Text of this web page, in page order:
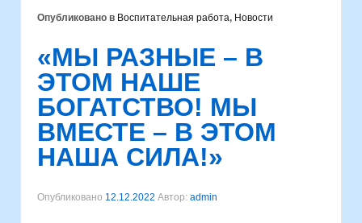
Опубликовано в Воспитательная работа, Новости
«МЫ РАЗНЫЕ – В
ЭТОМ НАШЕ
БОГАТСТВО! МЫ
ВМЕСТЕ – В ЭТОМ
НАША СИЛА!»
Опубликовано 12.12.2022 Автор: admin